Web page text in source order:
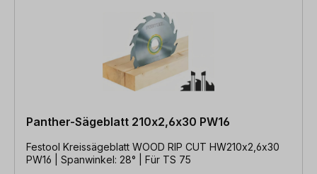
Panther-Sägeblatt 210x2,6x30 PW16
Festool Kreissägeblatt WOOD RIP CUT HW210x2,6x30
PW16 | Spanwinkel: 28° | Für TS 75